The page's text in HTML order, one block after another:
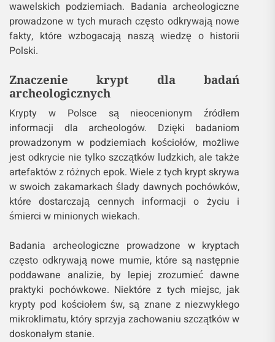
wawelskich podziemiach. Badania archeologiczne
prowadzone w tych murach często odkrywają nowe
fakty, które wzbogacają naszą wiedzę o historii
Polski.
Znaczenie krypt dla badań
archeologicznych
Krypty w Polsce są nieocenionym źródłem
informacji dla archeologów. Dzięki badaniom
prowadzonym w podziemiach kościołów, możliwe
jest odkrycie nie tylko szczątków ludzkich, ale także
artefaktów z różnych epok. Wiele z tych krypt skrywa
w swoich zakamarkach ślady dawnych pochówków,
które dostarczają cennych informacji o życiu i
śmierci w minionych wiekach.
Badania archeologiczne prowadzone w kryptach
często odkrywają nowe mumie, które są następnie
poddawane analizie, by lepiej zrozumieć dawne
praktyki pochówkowe. Niektóre z tych miejsc, jak
krypty pod kościołem św, są znane z niezwykłego
mikroklimatu, który sprzyja zachowaniu szczątków w
doskonałym stanie.